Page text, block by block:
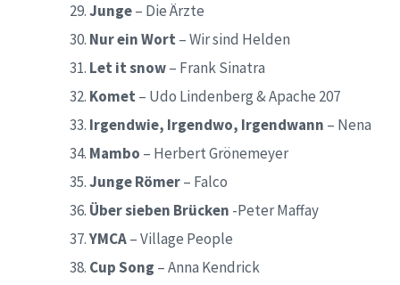
Junge– Die Ärzte
Nur ein Wort – Wir sind Helden
Let it snow– Frank Sinatra
Komet – Udo Lindenberg & Apache 207
Irgendwie, Irgendwo, Irgendwann – Nena
Mambo – Herbert Grönemeyer
Junge Römer– Falco
Über sieben Brücken -Peter Maffay
YMCA– Village People
Cup Song – Anna Kendrick